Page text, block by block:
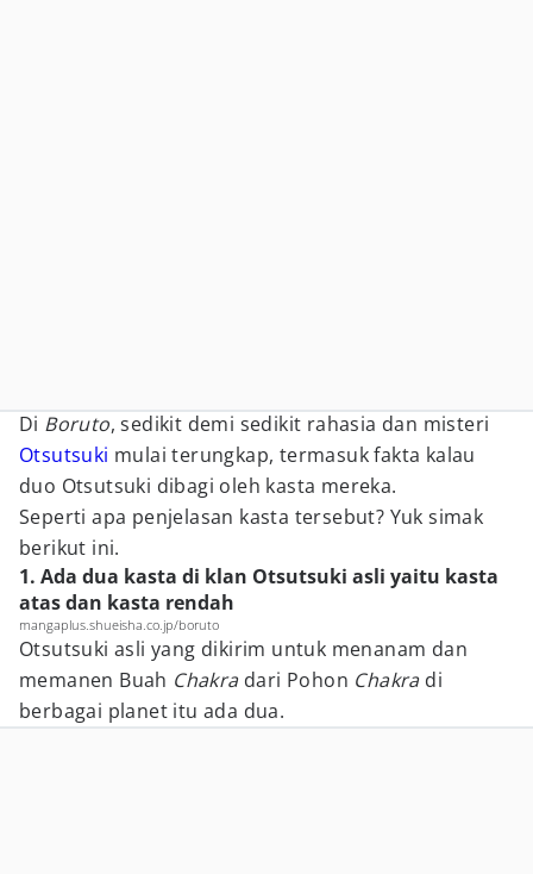
Di Boruto, sedikit demi sedikit rahasia dan misteri
Otsutsuki mulai terungkap, termasuk fakta kalau
duo Otsutsuki dibagi oleh kasta mereka.
Seperti apa penjelasan kasta tersebut? Yuk simak
berikut ini.
1. Ada dua kasta di klan Otsutsuki asli yaitu kasta
atas dan kasta rendah
mangaplus.shueisha.co.jp/boruto
Otsutsuki asli yang dikirim untuk menanam dan
memanen Buah Chakra dari Pohon Chakra di
berbagai planet itu ada dua.